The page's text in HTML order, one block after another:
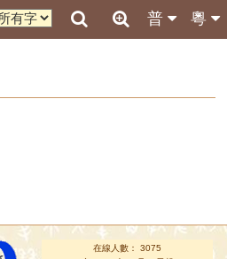
粵
普
在線人數： 3075